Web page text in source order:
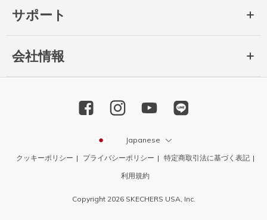
サポート
会社情報
Japanese
クッキーポリシー プライバシーポリシー
特定商取引法に基づく表記
利用規約
Copyright 2026 SKECHERS USA, Inc.